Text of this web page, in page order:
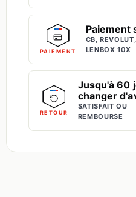
PAIEMENT
Paiement
CB,
LENBOX 10X
RETOUR
Jusqu'à 60
changer
SATISFAIT OU
REMBOURSE